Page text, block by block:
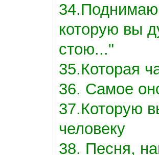
которую вы
стою..."
35.Которая
36. Самое
37.Которую
человеку
38. Песня,